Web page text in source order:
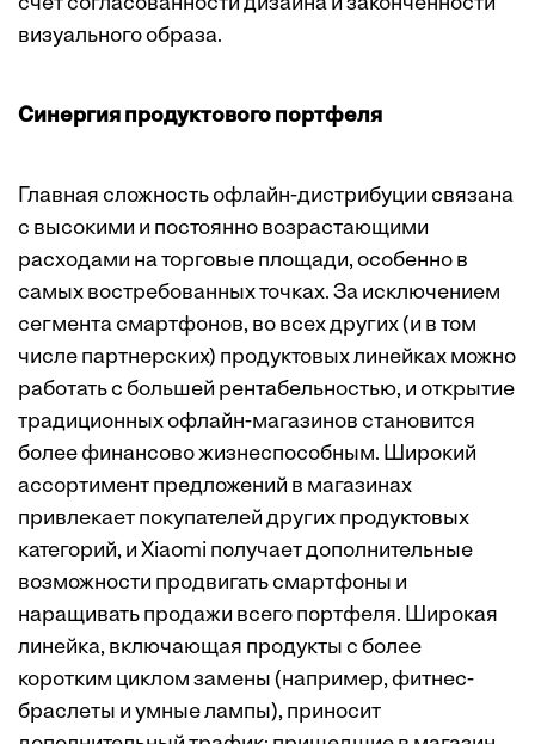
визуального образа.
Синергия продуктового портфеля
Главная сложность офлайн-дистрибуции связана
с высокими и постоянно возрастающими
расходами на торговые площади, особенно в
самых востребованных точках. За исключением
сегмента смартфонов, во всех других (и в том
числе партнерских) продуктовых линейках можно
работать с большей рентабельностью, и открытие
традиционных офлайн-магазинов становится
более финансово жизнеспособным. Широкий
ассортимент предложений в магазинах
привлекает покупателей других продуктовых
категорий, и Xiaomi получает дополнительные
возможности продвигать смартфоны и
наращивать продажи всего портфеля. Широкая
линейка, включающая продукты с более
коротким циклом замены (например, фитнес-
браслеты и умные лампы), приносит